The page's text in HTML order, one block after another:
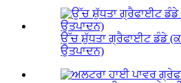
ਉੱਚ ਸ਼ੁੱਧਤਾ ਗ੍ਰੈਫਾਈਟ ਡੰਡੇ
ਉਤਪਾਦਨ)